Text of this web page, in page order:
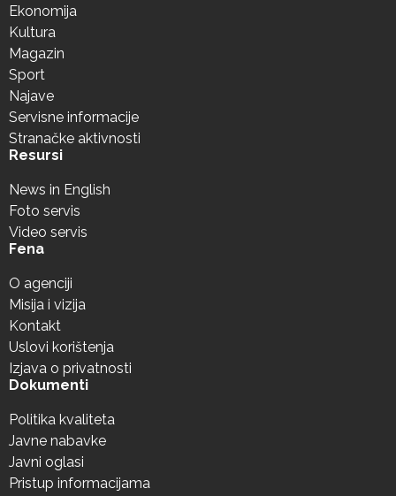
Ekonomija
Kultura
Magazin
Sport
Najave
Servisne informacije
Stranačke aktivnosti
Resursi
News in English
Foto servis
Video servis
Fena
O agenciji
Misija i vizija
Kontakt
Uslovi korištenja
Izjava o privatnosti
Dokumenti
Politika kvaliteta
Javne nabavke
Javni oglasi
Pristup informacijama